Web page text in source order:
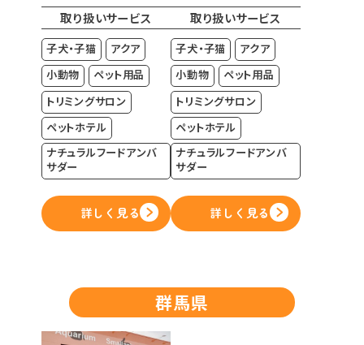
取り扱いサービス
子犬・子猫
アクア
小動物
ペット用品
トリミングサロン
ペットホテル
ナチュラルフードアンバ
サダー
詳しく見る
取り扱いサービス
子犬・子猫
アクア
小動物
ペット用品
トリミングサロン
ペットホテル
ナチュラルフードアンバ
サダー
詳しく見る
群馬県